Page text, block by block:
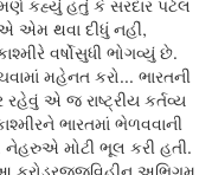
કહ્યું હતું કે સરદાર પટેલ
એમ થવા દીધું નહીં,
વર્ષોસુધી ભોગવ્યું છે.
મહેનત કરો... ભારતની
એ જ રાષ્ટ્રીય કર્તવ્ય
ભારતમાં ભેળવવાની
મોટી ભૂલ કરી હતી.